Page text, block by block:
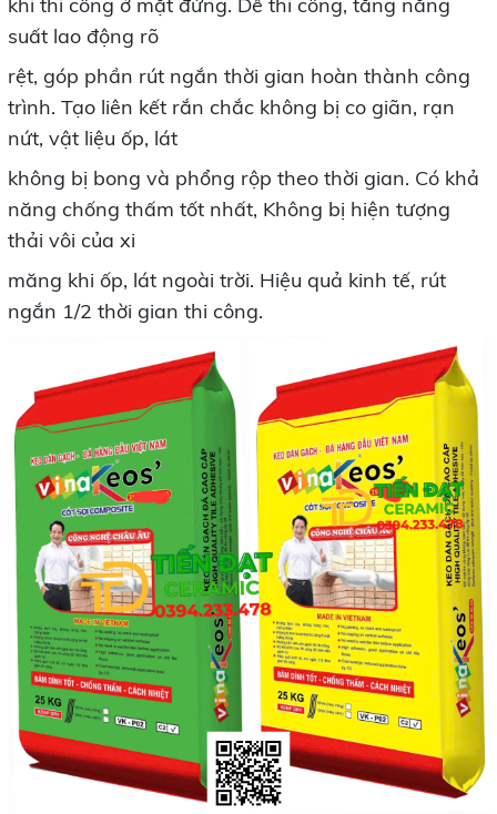
suất lao động rõ
rệt, góp phần rút ngắn thời gian hoàn thành công
trình. Tạo liên kết rắn chắc không bị co giãn, rạn
nứt, vật liệu ốp, lát
không bị bong và phổng rộp theo thời gian. Có khả
năng chống thấm tốt nhất, Không bị hiện tượng
thải vôi của xi
măng khi ốp, lát ngoài trời. Hiệu quả kinh tế, rút
ngắn 1/2 thời gian thi công.